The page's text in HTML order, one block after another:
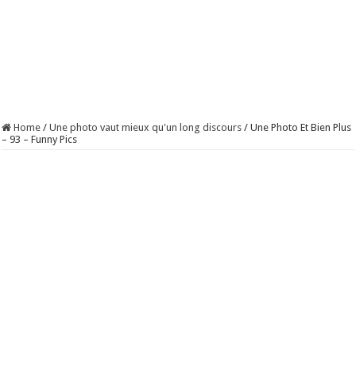
Home / Une photo vaut mieux qu'un long discours / Une Photo Et Bien Plus
– 93 – Funny Pics